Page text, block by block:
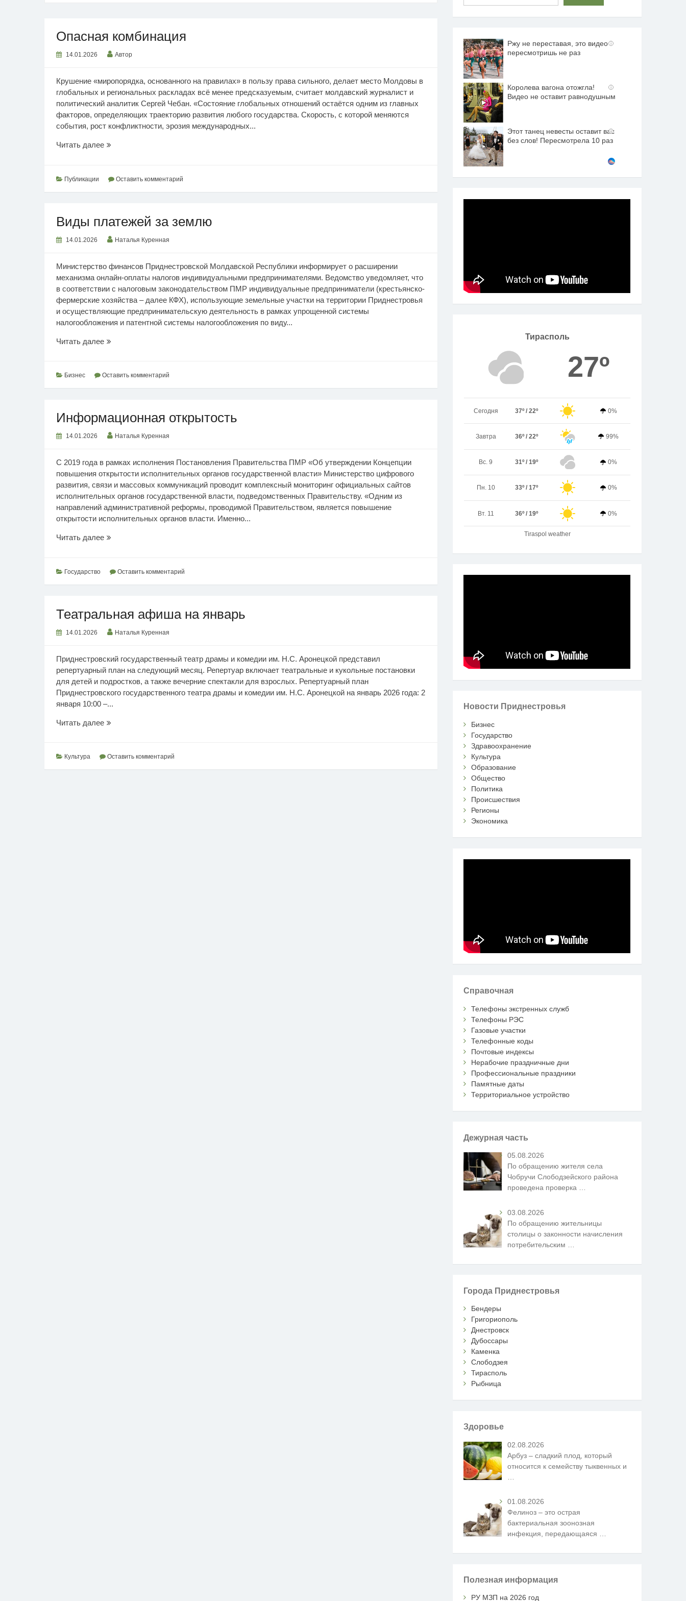
Опасная комбинация
14.01.2026 Автор
Крушение «миропорядка, основанного на правилах» в пользу права сильного, делает место Молдовы в
глобальных и региональных раскладах всё менее предсказуемым, считает молдавский журналист и
политический аналитик Сергей Чебан. «Состояние глобальных отношений остаётся одним из главных
факторов, определяющих траекторию развития любого государства. Скорость, с которой меняются
события, рост конфликтности, эрозия международных...
Читать далееОпасная
Публикации Оставить комментарий
Виды платежей за землю
14.01.2026 Наталья Куренная
Министерство финансов Приднестровской Молдавской Республики информирует о расширении
механизма онлайн-оплаты налогов индивидуальными предпринимателями. Ведомство уведомляет, что
в соответствии с налоговым законодательством ПМР индивидуальные предприниматели (крестьянско-
фермерские хозяйства – далее КФХ), использующие земельные участки на территории Приднестровья
и осуществляющие предпринимательскую деятельность в рамках упрощенной системы
налогообложения и патентной системы налогообложения по виду...
Читать далееВиды
землю
Бизнес Оставить комментарий
Информационная открытость
14.01.2026 Наталья Куренная
С 2019 года в рамках исполнения Постановления Правительства ПМР «Об утверждении Концепции
повышения открытости исполнительных органов государственной власти» Министерство цифрового
развития, связи и массовых коммуникаций проводит комплексный мониторинг официальных сайтов
исполнительных органов государственной власти, подведомственных Правительству. «Одним из
направлений административной реформы, проводимой Правительством, является повышение
открытости исполнительных органов власти. Именно...
Читать далееИнформационная
Государство Оставить комментарий
Театральная афиша на январь
14.01.2026 Наталья Куренная
Приднестровский государственный театр драмы и комедии им. Н.С. Аронецкой представил
репертуарный план на следующий месяц. Репертуар включает театральные и кукольные постановки
для детей и подростков, а также вечерние спектакли для взрослых. Репертуарный план
Приднестровского государственного театра драмы и комедии им. Н.С. Аронецкой на январь 2026 года: 2
января 10:00 –...
Читать далееТеатральная
январь
Культура Оставить комментарий
i
Ржу не переставая, это видео
пересмотришь не раз
i
Королева вагона отожгла!
Видео не оставит равнодушным
i
Этот танец невесты оставит вас
без слов! Пересмотрела 10 раз
Тирасполь
27º
Сегодня 37º / 22º 0%
Завтра 36º / 22º 99%
Вс. 9 31º / 19º 0%
Пн. 10 33º / 17º 0%
Вт. 11 36º / 19º 0%
Tiraspol weather
Новости Приднестровья
Бизнес
Государство
Здравоохранение
Культура
Образование
Общество
Политика
Происшествия
Регионы
Экономика
Справочная
Телефоны экстренных служб
Телефоны РЭС
Газовые участки
Телефонные коды
Почтовые индексы
Нерабочие праздничные дни
Профессиональные праздники
Памятные даты
Территориальное устройство
Дежурная часть
05.08.2026
По обращению жителя села
Чобручи Слободзейского района
проведена проверка …
03.08.2026
По обращению жительницы
столицы о законности начисления
потребительским
Города Приднестровья
Бендеры
Григориополь
Днестровск
Дубоссары
Каменка
Слободзея
Тирасполь
Рыбница
Здоровье
02.08.2026
Арбуз – сладкий плод, который
относится к семейству тыквенных и
01.08.2026
Фелиноз – это острая
бактериальная зоонозная
инфекция, передающаяся
Полезная информация
РУ МЗП на 2026 год